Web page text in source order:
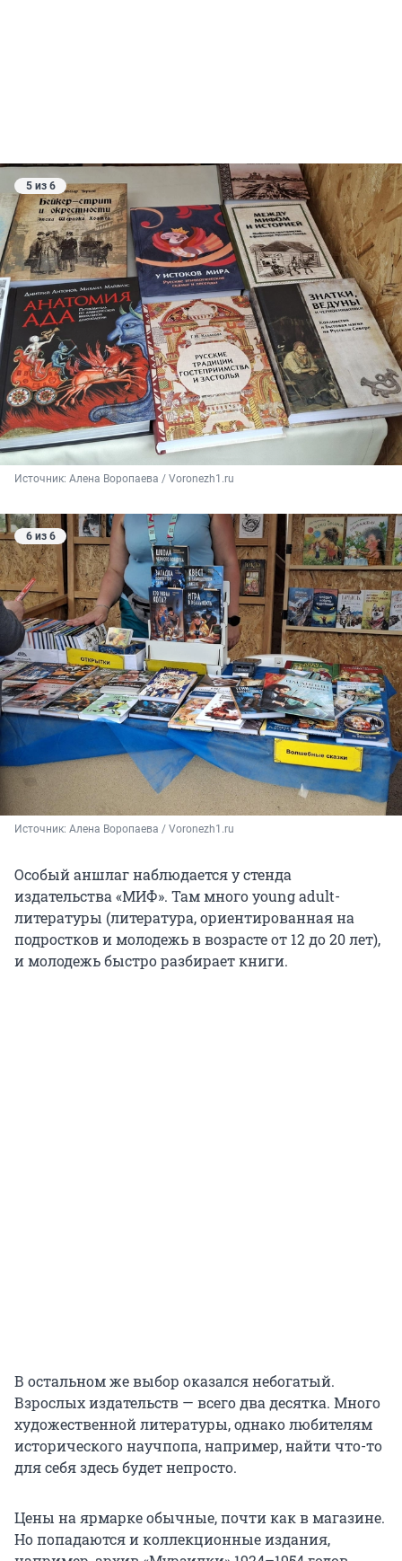
5 из 6
Источник: Алена Воропаева / Voronezh1.ru
6 из 6
Источник: Алена Воропаева / Voronezh1.ru
Особый аншлаг наблюдается у стенда
издательства «МИФ». Там много young adult-
литературы (литература, ориентированная на
подростков и молодежь в возрасте от 12 до 20 лет),
и молодежь быстро разбирает книги.
В остальном же выбор оказался небогатый.
Взрослых издательств — всего два десятка. Много
художественной литературы, однако любителям
исторического научпопа, например, найти что-то
для себя здесь будет непросто.
Цены на ярмарке обычные, почти как в магазине.
Но попадаются и коллекционные издания,